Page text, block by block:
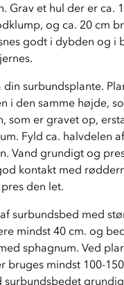
Grav et hul der er ca.
og ca. 20 cm
godt i dybden og i
surbundsplante.
i den samme højde,
som er gravet op,
Fyld ca. halvdelen
Vand grundigt og
kontakt med
den let.
surbundsbed med
mindst 40 cm. og
sphagnum. Ved
bruges mindst 100-
surbundsbedet